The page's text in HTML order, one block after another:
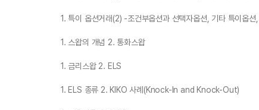
1. 특이 옵션거래(2) -조건부옵션과 선택자옵션, 기타 특이옵션
1. 스왑의 개념 2. 통화스왑
1. 금리스왑 2. ELS
1. ELS 종류 2. KIKO 사례(Knock-In and Knock-Out)